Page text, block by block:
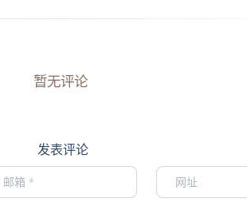
暂无评论
发表评论